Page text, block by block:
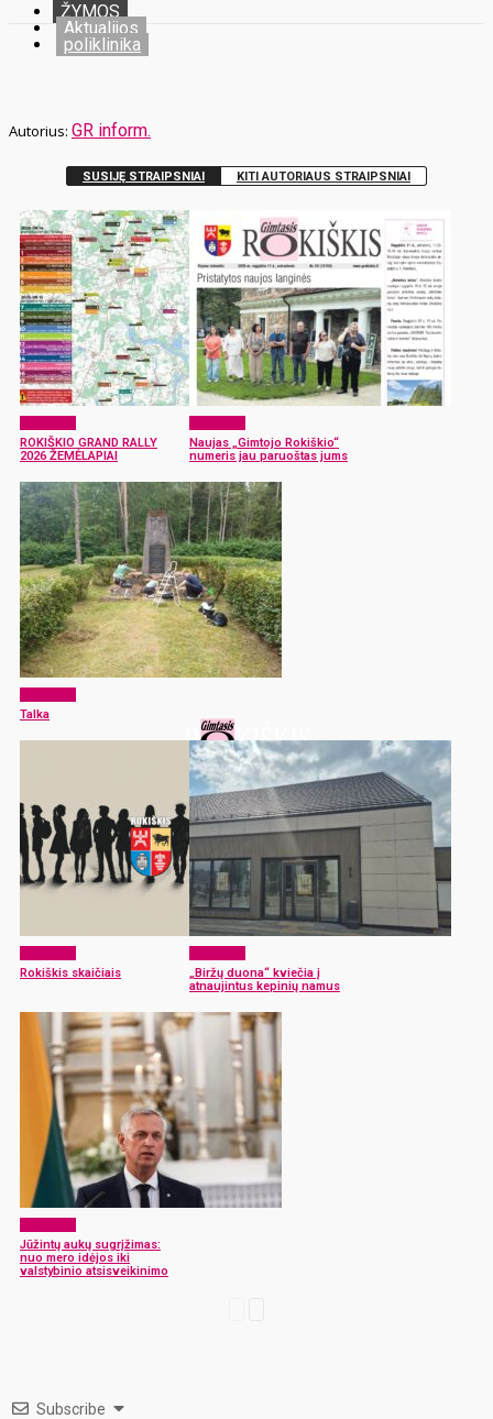
ŽYMOS
Aktualijos
poliklinika
GR inform.
SUSIJĘ STRAIPSNIAI KITI AUTORIAUS STRAIPSNIAI
ROKIŠKIO GRAND RALLY
2026 ŽEMĖLAPIAI
Naujas „Gimtojo Rokiškio“
numeris jau paruoštas jums
Talka
Rokiškis skaičiais
„Biržų duona“ kviečia į
atnaujintus kepinių namus
Jūžintų aukų sugrįžimas:
nuo mero idėjos iki
valstybinio atsisveikinimo
Subscribe